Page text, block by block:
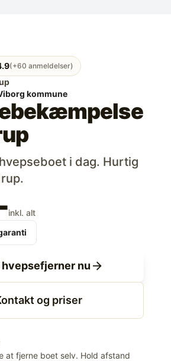
(+60 anmeldelser)
kommune
i dag. Hurtig
inkl. alt
hvepsefjerner nu arrow_forward
og priser
at fjerne boet selv. Hold afstand